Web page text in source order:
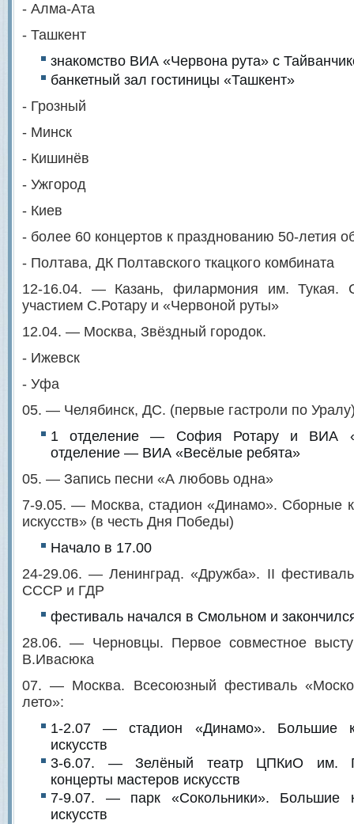
- Алма-Ата
- Ташкент
знакомство ВИА «Червона рута» с
банкетный зал гостиницы «Ташкент»
- Грозный
- Минск
- Кишинёв
- Ужгород
- Киев
- более 60 концертов к празднованию 50-летия
- Полтава, ДК Полтавского ткацкого комбината
12-16.04. — Казань, филармония им. Тукая.
участием С.Ротару и «Червоной руты»
12.04. — Москва, Звёздный городок.
- Ижевск
- Уфа
05. — Челябинск, ДС. (первые гастроли по
1 отделение — София Ротару и ВИА
отделение — ВИА «Весёлые ребята»
05. — Запись песни «А любовь одна»
7-9.05. — Москва, стадион «Динамо». Сборные
искусств» (в честь Дня Победы)
Начало в 17.00
24-29.06. — Ленинград. «Дружба». II
СССР и ГДР
фестиваль начался в Смольном и
28.06. — Черновцы. Первое совместное
В.Ивасюка
07. — Москва. Всесоюзный фестиваль
лето»:
1-2.07 — стадион «Динамо». Большие
искусств
3-6.07. — Зелёный театр ЦПКиО им.
концерты мастеров искусств
7-9.07. — парк «Сокольники». Большие
искусств